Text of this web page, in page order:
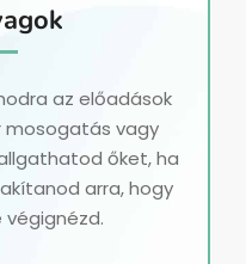
az előadások
mosogatás vagy
őket, ha
arra, hogy
végignézd.